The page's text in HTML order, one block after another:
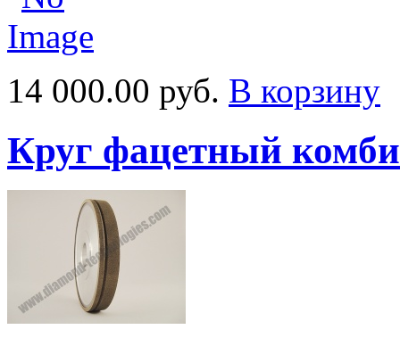
14 000.00 руб. В корзину
Круг фацетный